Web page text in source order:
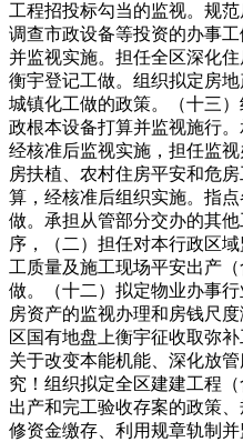
工程招投标勾当的监视。规
调查市政设备等投资的办事
并监视实施。担任全区深化
衡宇登记工做。组织拟定房
城镇化工做的政策。（十三
政根本设备打算并监视施行
经核准后监视实施，担任监
房扶植、农村住房平安和危
算，经核准后组织实施。指
做。承担从管部分交办的其
序，（二）担任对本行政区
工质量及施工现场平安出产
做。（十二）拟定物业办事
房资产的监视办理和房钱尺
区国有地盘上衡宇征收取弥
关于改变本能机能、深化放
究！组织拟定全区建建工程
出产和完工验收存案的政策
修资金缴存、利用规章轨制